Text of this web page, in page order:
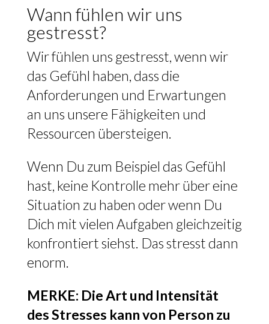
Wann fühlen wir uns
gestresst?
Wir fühlen uns gestresst, wenn wir
das Gefühl haben, dass die
Anforderungen und Erwartungen
an uns unsere Fähigkeiten und
Ressourcen übersteigen.
Wenn Du zum Beispiel das Gefühl
hast, keine Kontrolle mehr über eine
Situation zu haben oder wenn Du
Dich mit vielen Aufgaben gleichzeitig
konfrontiert siehst. Das stresst dann
enorm.
MERKE: Die Art und Intensität
des Stresses kann von Person zu